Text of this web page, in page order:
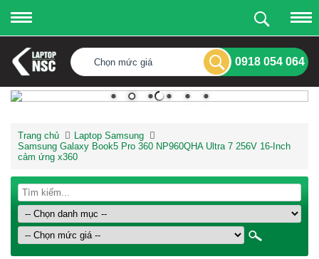
Chọn mức giá 0918 054 064
Trang chủ
Laptop Samsung
Samsung Galaxy Book5 Pro 360 NP960QHA Ultra 7 256V 16-Inch
cảm ứng x360